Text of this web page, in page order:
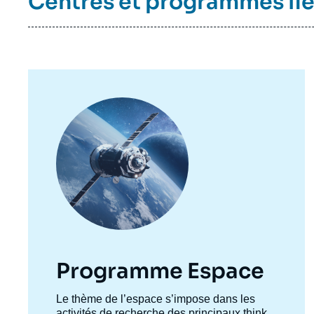
principale
Programme Espace
Accroche
Le thème de l’espace s’impose dans les